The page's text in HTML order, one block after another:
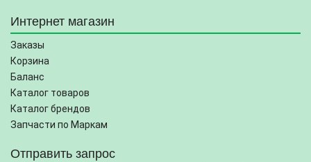
Интернет магазин
Заказы
Корзина
Баланс
Каталог товаров
Каталог брендов
Запчасти по Маркам
Отправить запрос